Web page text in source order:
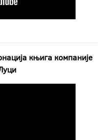
књига компаније